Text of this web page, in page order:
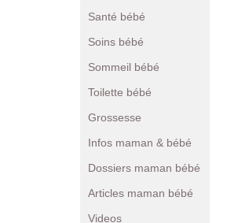
Santé bébé
Soins bébé
Sommeil bébé
Toilette bébé
Grossesse
Infos maman & bébé
Dossiers maman bébé
Articles maman bébé
Videos